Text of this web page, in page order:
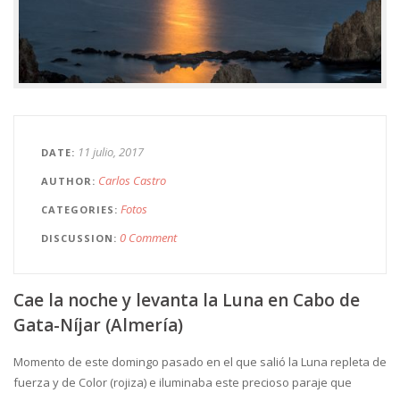
DATE 11 julio, 2017
AUTHOR Carlos Castro
CATEGORIES Fotos
DISCUSSION 0 Comment
Cae la noche y levanta la Luna en Cabo de
Gata-Níjar (Almería)
Momento de este domingo pasado en el que salió la Luna repleta de
fuerza y de Color (rojiza) e iluminaba este precioso paraje que